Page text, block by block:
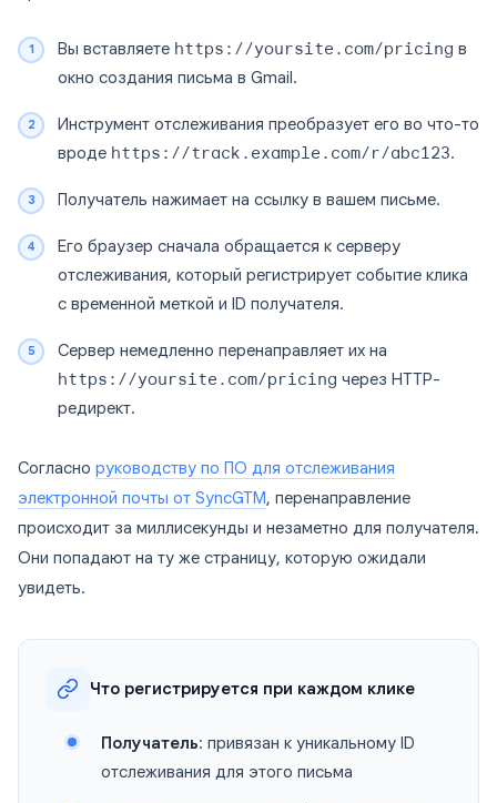
Вы вставляете https://yoursite.com/pricing в
окно создания письма в Gmail.
Инструмент отслеживания преобразует его во что-то
вроде https://track.example.com/r/abc123.
Получатель нажимает на ссылку в вашем письме.
Его браузер сначала обращается к серверу
отслеживания, который регистрирует событие клика
с временной меткой и ID получателя.
Сервер немедленно перенаправляет их на
https://yoursite.com/pricing через HTTP-
редирект.
Согласно руководству по ПО для отслеживания
электронной почты от SyncGTM, перенаправление
происходит за миллисекунды и незаметно для получателя.
Они попадают на ту же страницу, которую ожидали
увидеть.
Что регистрируется при каждом клике
Получатель: привязан к уникальному ID
отслеживания для этого письма